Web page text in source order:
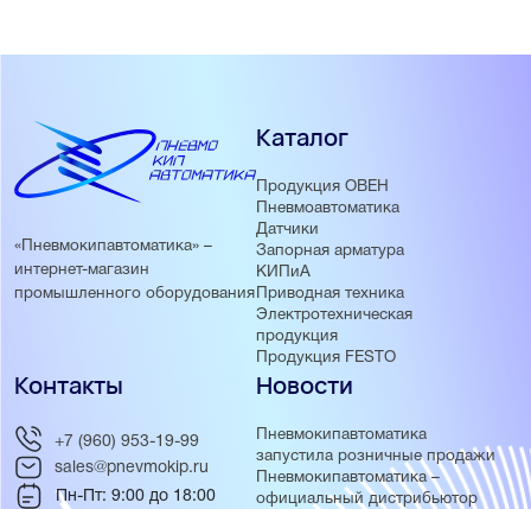
Несколько интерфейсов для управления (AI, DI, RS-485,
Ethernet)
Сохранение журнала событий
Разделение уровня доступов в меню
USB-порт для настройки пускателя
«Пневмокипавтоматика» –
интернет-магазин
промышленного оборудования
Каталог
Продукция ОВЕН
Пневмоавтоматика
Датчики
Запорная арматура
КИПиА
Приводная техника
Электротехническая
продукция
Продукция FESTO
Новости
Пневмокипавтоматика
запустила розничные продажи
Пневмокипавтоматика –
официальный дистрибьютор
Контакты
+7 (960) 953-19-99
sales@pnevmokip.ru
Пн-Пт: 9:00 до 18:00